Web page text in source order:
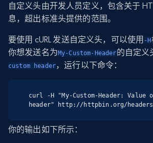
自定义头由开发人员定义，包含关于
息，超出标准头提供的范围。
要使用 cURL 发送自定义头，可以使用 -H
你想发送名为My-Custom-Header的自定义
custom header，运行以下命令：
curl -H "My-Custom-Header: Value
header" http://httpbin.org/headers
你的输出如下所示：